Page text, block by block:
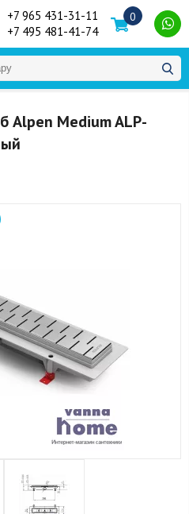
+7 965 431-31-11
+7 495 481-41-74
0
Alpen Medium ALP-